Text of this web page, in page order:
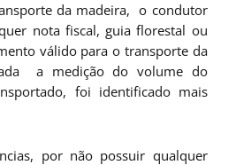
da madeira, o condutor
nota fiscal, guia florestal ou
válido para o transporte da
a medição do volume do
foi identificado mais
por não possuir qualquer